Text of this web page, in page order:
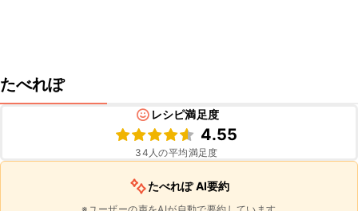
たべれぽ
レシピ満足度
4.55
34 人の平均満足度
たべれぽ AI要約